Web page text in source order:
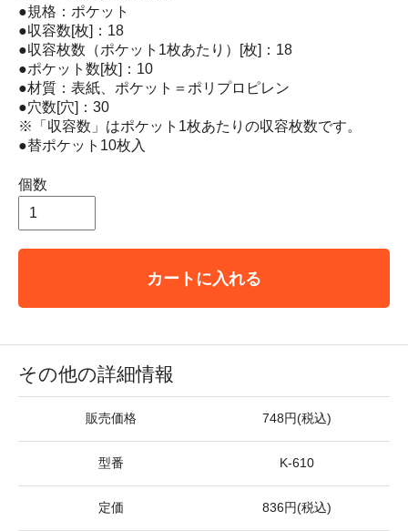
●規格：ポケット
●収容数[枚]：18
●収容枚数（ポケット1枚あたり）[枚]：18
●ポケット数[枚]：10
●材質：表紙、ポケット＝ポリプロピレン
●穴数[穴]：30
※「収容数」はポケット1枚あたりの収容枚数です。
●替ポケット10枚入
個数
カートに入れる
その他の詳細情報
販売価格 748円(税込)
型番 K-610
定価 836円(税込)